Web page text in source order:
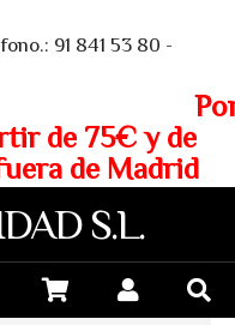
91 841 53 80 -
de 75€ y de
de Madrid
S.L.
Más info